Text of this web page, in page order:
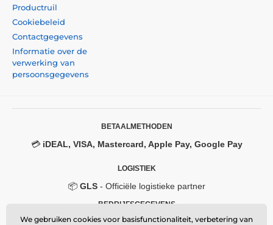
Productruil
Cookiebeleid
Contactgegevens
Informatie over de
verwerking van
persoonsgegevens
BETAALMETHODEN
💳 iDEAL, VISA, Mastercard, Apple Pay, Google Pay
LOGISTIEK
📦 GLS- Officiële logistieke partner
BEDRIJFSGEGEVENS
Momanio s.r.o.
We gebruiken cookies voor basisfunctionaliteit, verbetering van